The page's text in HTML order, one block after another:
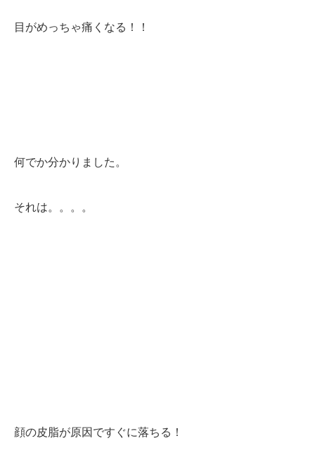
目がめっちゃ痛くなる！！
何でか分かりました。
それは。。。。
顔の皮脂が原因ですぐに落ちる！